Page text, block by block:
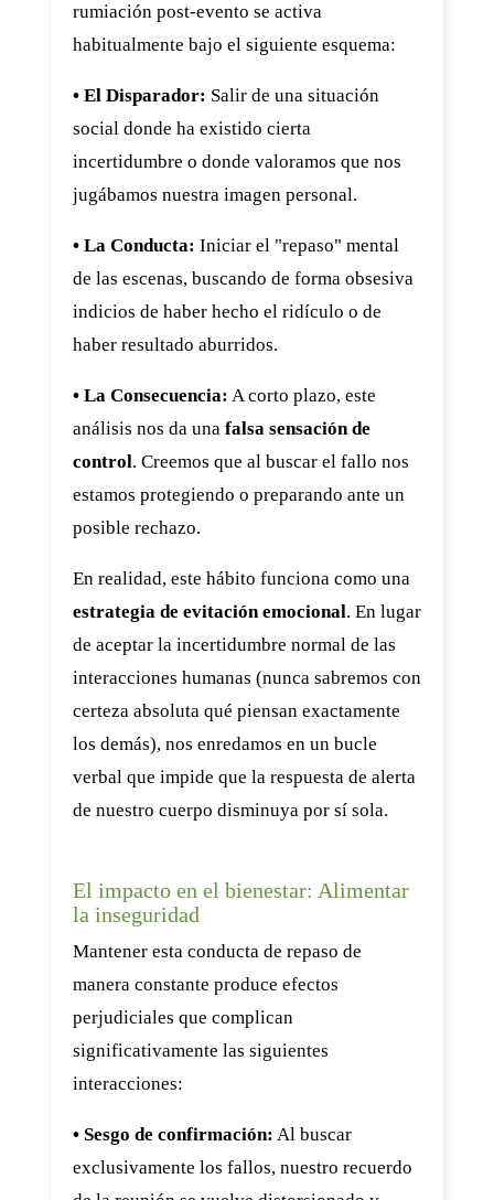
rumiación post-evento se activa
habitualmente bajo el siguiente esquema:
• El Disparador: Salir de una situación
social donde ha existido cierta
incertidumbre o donde valoramos que nos
jugábamos nuestra imagen personal.
• La Conducta: Iniciar el "repaso" mental
de las escenas, buscando de forma obsesiva
indicios de haber hecho el ridículo o de
haber resultado aburridos.
• La Consecuencia: A corto plazo, este
análisis nos da una falsa sensación de
control. Creemos que al buscar el fallo nos
estamos protegiendo o preparando ante un
posible rechazo.
En realidad, este hábito funciona como una
estrategia de evitación emocional. En lugar
de aceptar la incertidumbre normal de las
interacciones humanas (nunca sabremos con
certeza absoluta qué piensan exactamente
los demás), nos enredamos en un bucle
verbal que impide que la respuesta de alerta
de nuestro cuerpo disminuya por sí sola.
El impacto en el bienestar: Alimentar
la inseguridad
Mantener esta conducta de repaso de
manera constante produce efectos
perjudiciales que complican
significativamente las siguientes
interacciones:
• Sesgo de confirmación: Al buscar
exclusivamente los fallos, nuestro recuerdo